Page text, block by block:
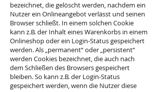
bezeichnet, die gelöscht werden, nachdem ein
Nutzer ein Onlineangebot verlässt und seinen
Browser schließt. In einem solchen Cookie
kann z.B. der Inhalt eines Warenkorbs in einem
Onlineshop oder ein Login-Status gespeichert
werden. Als „permanent“ oder „persistent“
werden Cookies bezeichnet, die auch nach
dem Schließen des Browsers gespeichert
bleiben. So kann z.B. der Login-Status
gespeichert werden, wenn die Nutzer diese